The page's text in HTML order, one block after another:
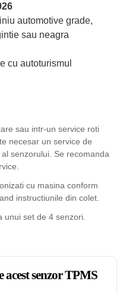
automotive grade,
sau neagra
cu autoturismul
sau intr-un service roti
necesar un service de
senzorului. Se recomanda
cu masina conform
instructiunile din colet.
set de 4 senzori.
senzor TPMS